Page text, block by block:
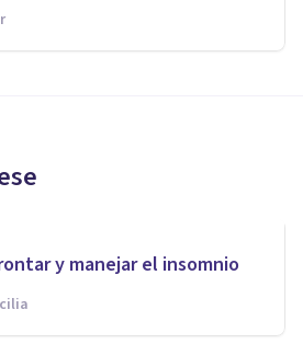
y manejar el insomnio